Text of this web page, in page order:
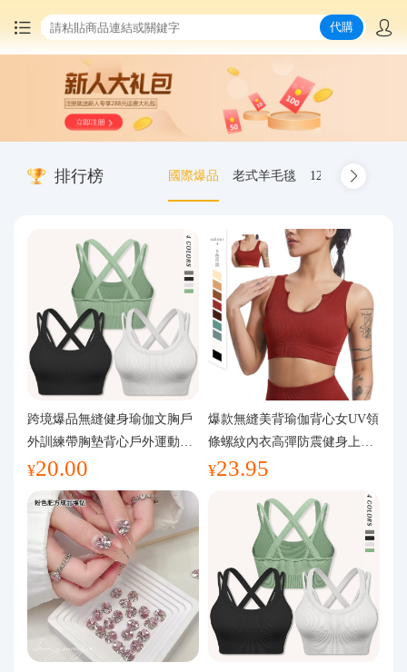
中國商品代購
集運服務
最新公告
物流資訊
代購問答
關於我們
代購
排行榜 國際爆品 老式羊毛毯 12.00-20 truck
跨境爆品無縫健身瑜伽文胸戶
外訓練帶胸墊背心戶外運動瑜
伽服女
¥20.00
爆款無縫美背瑜伽背心女UV領
條螺紋內衣高彈防震健身上裝
運動文胸
¥23.95